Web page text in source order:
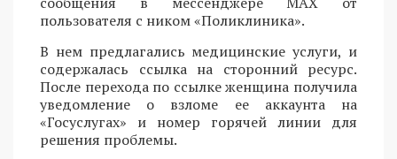
пользователя с ником «Поликлиника».
В нем предлагались медицинские услуги, и
содержалась ссылка на сторонний ресурс.
После перехода по ссылке женщина получила
уведомление о взломе ее аккаунта на
«Госуслугах» и номер горячей линии для
решения проблемы.